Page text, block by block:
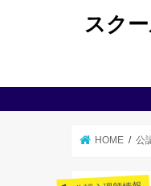
スク
HOME 公